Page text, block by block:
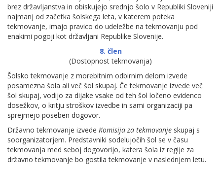
brez državljanstva in obiskujejo srednjo šolo v Republiki Sloveniji
najmanj od začetka šolskega leta, v katerem poteka
tekmovanje, imajo pravico do udeležbe na tekmovanju pod
enakimi pogoji kot državljani Republike Slovenije.
8. člen
(Dostopnost tekmovanja)
Šolsko tekmovanje z morebitnim odbirnim delom izvede
posamezna šola ali več šol skupaj. Če tekmovanje izvede več
šol skupaj, vodijo za dijake vsake od teh šol ločeno evidenco
dosežkov, o kritju stroškov izvedbe in sami organizaciji pa
sprejmejo poseben dogovor.
Državno tekmovanje izvede Komisija za tekmovanje skupaj s
soorganizatorjem. Predstavniki sodelujočih šol se v času
tekmovanja med seboj dogovorijo, katera šola iz regije za
državno tekmovanje bo gostila tekmovanje v naslednjem letu.